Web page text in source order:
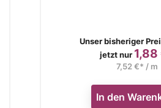
Verkaufspreis
Unser bisheriger
jetzt nur Preis
7,52 €* / m
In den